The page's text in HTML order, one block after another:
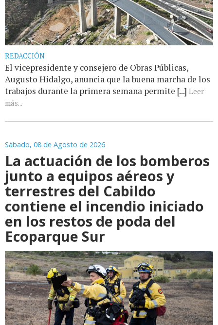
REDACCIÓN
El vicepresidente y consejero de Obras Públicas,
Augusto Hidalgo, anuncia que la buena marcha de los
trabajos durante la primera semana permite [...] Leer
más...
Sábado, 08 de Agosto de 2026
La actuación de los bomberos
junto a equipos aéreos y
terrestres del Cabildo
contiene el incendio iniciado
en los restos de poda del
Ecoparque Sur